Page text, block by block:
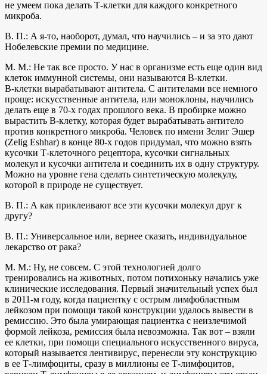
не умеем пока делать Т‑клетки для каждого конкретного
микроба.
В. П.: А я-то, наоборот, думал, что научились – и за это дают
Нобелевские премии по медицине.
М. М.: Не так все просто. У нас в организме есть еще один вид
клеток иммунной системы, они называются В‑клетки.
В‑клетки вырабатывают антитела. С антителами все немного
проще: искусственные антитела, или моноклоны, научились
делать еще в 70-х годах прошлого века. В пробирке можно
вырастить В‑клетку, которая будет вырабатывать антитело
против конкретного микроба. Человек по имени Зелиг Эшер
(Zelig Eshhar) в конце 80-х годов придумал, что можно взять
кусочки Т‑клеточного рецептора, кусочки сигнальных
молекул и кусочки антитела и соединить их в одну структуру.
Можно на уровне гена сделать синтетическую молекулу,
которой в природе не существует.
В. П.: А как приклеивают все эти кусочки молекул друг к
другу?
В. П.: Универсальное или, вернее сказать, индивидуальное
лекарство от рака?
М. М.: Ну, не совсем. С этой технологией долго
тренировались на животных, потом потихоньку начались уже
клинические исследования. Первый значительный успех был
в 2011-м году, когда пациентку с острым лимфобластным
лейкозом при помощи такой конструкции удалось вывести в
ремиссию. Это была умирающая пациентка с неизлечимой
формой лейкоза, ремиссия была невозможна. Так вот – взяли
ее клетки, при помощи специального искусственного вируса,
который называется лентивирус, перенесли эту конструкцию
в ее Т‑лимфоциты, сразу в миллионы ее Т‑лимфоцитов,